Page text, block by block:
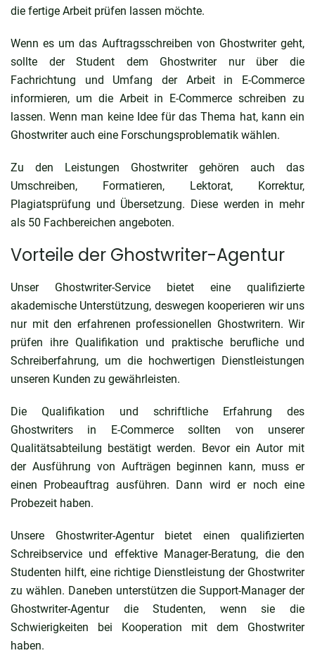
die fertige Arbeit prüfen lassen möchte.
Wenn es um das Auftragsschreiben von Ghostwriter geht,
sollte der Student dem Ghostwriter nur über die
Fachrichtung und Umfang der Arbeit in E-Commerce
informieren, um die Arbeit in E-Commerce schreiben zu
lassen. Wenn man keine Idee für das Thema hat, kann ein
Ghostwriter auch eine Forschungsproblematik wählen.
Zu den Leistungen Ghostwriter gehören auch das
Umschreiben, Formatieren, Lektorat, Korrektur,
Plagiatsprüfung und Übersetzung. Diese werden in mehr
als 50 Fachbereichen angeboten.
Vorteile der Ghostwriter-Agentur
Unser Ghostwriter-Service bietet eine qualifizierte
akademische Unterstützung, deswegen kooperieren wir uns
nur mit den erfahrenen professionellen Ghostwritern. Wir
prüfen ihre Qualifikation und praktische berufliche und
Schreiberfahrung, um die hochwertigen Dienstleistungen
unseren Kunden zu gewährleisten.
Die Qualifikation und schriftliche Erfahrung des
Ghostwriters in E-Commercesollten von unserer
Qualitätsabteilung bestätigt werden. Bevor ein Autor mit
der Ausführung von Aufträgen beginnen kann, muss er
einen Probeauftrag ausführen. Dann wird er noch eine
Probezeit haben.
Unsere Ghostwriter-Agentur bietet einen qualifizierten
Schreibservice und effektive Manager-Beratung, die den
Studenten hilft, eine richtige Dienstleistung der Ghostwriter
zu wählen. Daneben unterstützen die Support-Manager der
Ghostwriter-Agentur die Studenten, wenn sie die
Schwierigkeiten bei Kooperation mit dem Ghostwriter
haben.